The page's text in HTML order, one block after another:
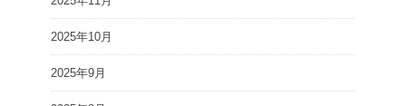
2025年10月
2025年9月